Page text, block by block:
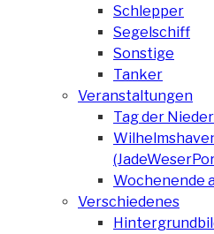
Schlepper
Segelschiff
Sonstige
Tanker
Veranstaltungen
Tag der
Wochenende
Verschiedenes